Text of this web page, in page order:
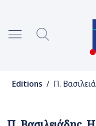
Editions / Π.